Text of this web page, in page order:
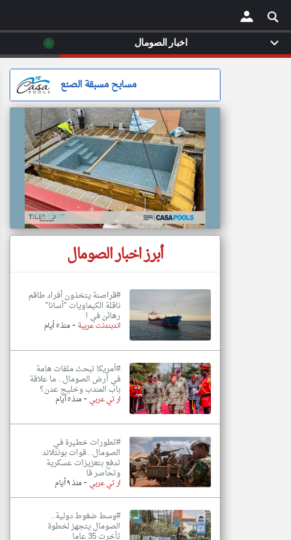
× مسابح مسبقة الصنع
أبرز اخبار الصومال
#قراصنة يتخذون أفراد طاقم
ناقلة الكيماويات "أسانا"
رهائن في ا
اندبندنت عربية -منذ ٥ أيام
#أمريكا تبحث ملفات هامة
في أرض الصومال.. ما علاقة
باب المندب وخليج عدن؟
ار تي عربي-منذ ٥ أيام
#تطورات خطيرة في
الصومال.. قوات بونتلاند
تدفع بتعزيزات عسكرية
وتحاصر قا
ار تي عربي -منذ ٩ أيام
#وسط ضغوط دولية..
الصومال يتجهز لخطوة
تأخرت 35 عاما
اخبار الصومال ◉